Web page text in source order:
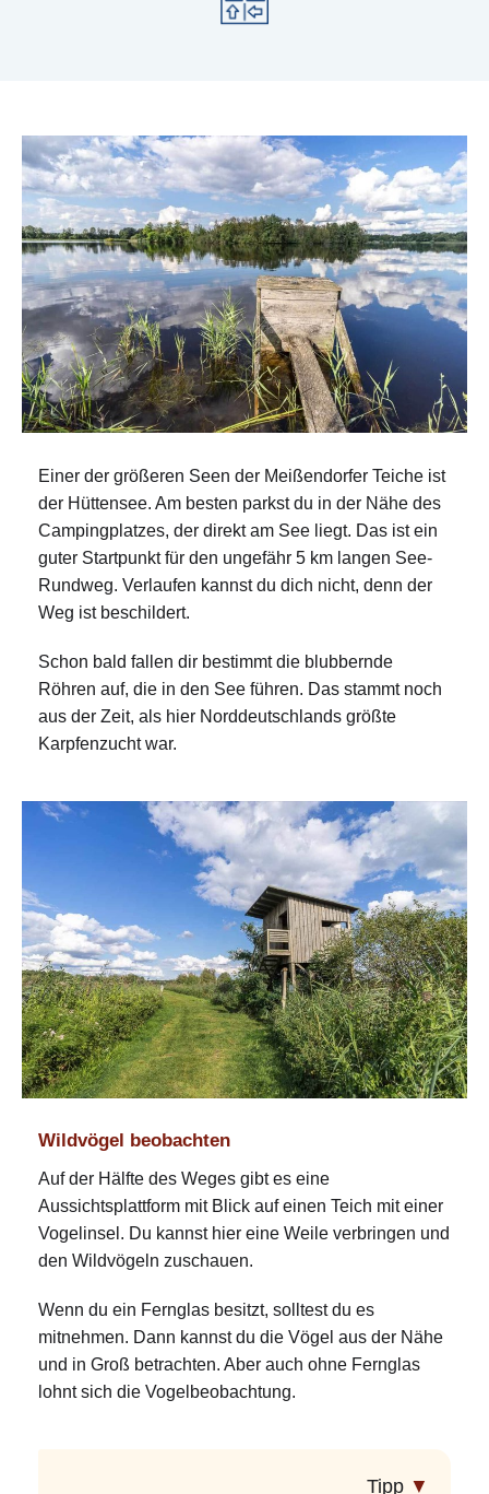
Einer der größeren Seen der Meißendorfer Teiche ist
der Hüttensee. Am besten parkst du in der Nähe des
Campingplatzes, der direkt am See liegt. Das ist ein
guter Startpunkt für den ungefähr 5 km langen See-
Rundweg. Verlaufen kannst du dich nicht, denn der
Weg ist beschildert.
Schon bald fallen dir bestimmt die blubbernde
Röhren auf, die in den See führen. Das stammt noch
aus der Zeit, als hier Norddeutschlands größte
Karpfenzucht war.
Wildvögel beobachten
Auf der Hälfte des Weges gibt es eine
Aussichtsplattform mit Blick auf einen Teich mit einer
Vogelinsel. Du kannst hier eine Weile verbringen und
den Wildvögeln zuschauen.
Wenn du ein Fernglas besitzt, solltest du es
mitnehmen. Dann kannst du die Vögel aus der Nähe
und in Groß betrachten. Aber auch ohne Fernglas
lohnt sich die Vogelbeobachtung.
Tipp ▼